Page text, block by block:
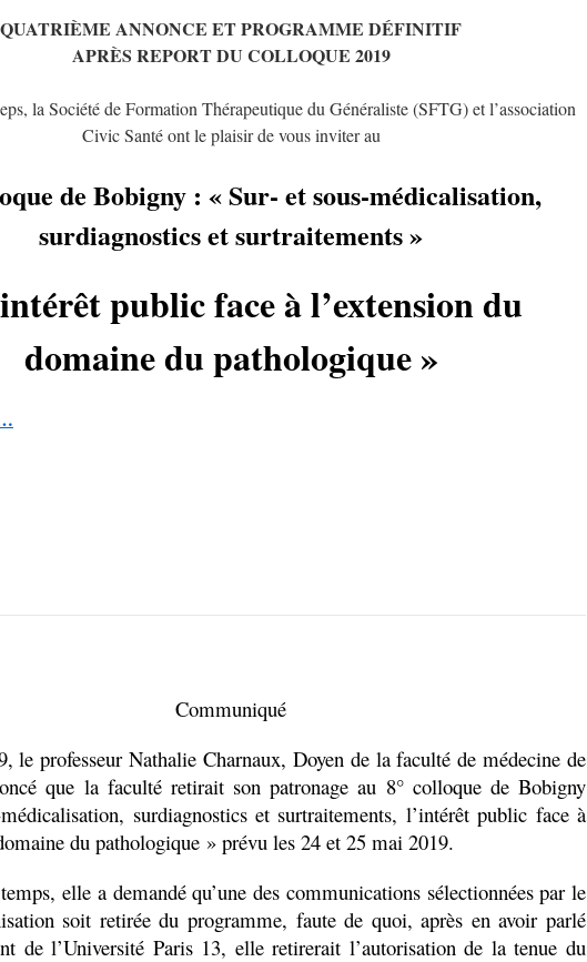
QUATRIÈME ANNONCE ET PROGRAMME DÉFINITIF
APRÈS REPORT DU COLLOQUE 2019
la Société de Formation Thérapeutique du Généraliste (SFTG) et l’association
Civic Santé ont le plaisir de vous inviter au
de Bobigny : « Sur- et sous-médicalisation,
surdiagnostics et surtraitements »
public face à l’extension du
domaine du pathologique »
Communiqué
le professeur Nathalie Charnaux, Doyen de la faculté de médecine de
que la faculté retirait son patronage au 8° colloque de Bobigny
surdiagnostics et surtraitements, l’intérêt public face à
du pathologique » prévu les 24 et 25 mai 2019.
elle a demandé qu’une des communications sélectionnées par le
soit retirée du programme, faute de quoi, après en avoir parlé
de l’Université Paris 13, elle retirerait l’autorisation de la tenue du